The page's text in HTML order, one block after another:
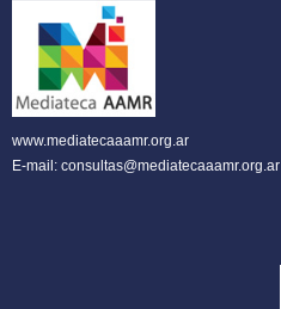
www.mediatecaaamr.org.ar
E-mail: consultas@mediatecaaamr.org.ar